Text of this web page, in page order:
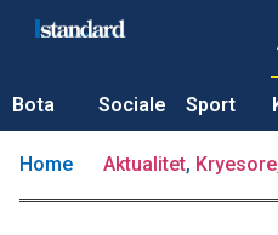
Bota Sociale Sport
Home Aktualitet, Kryesore